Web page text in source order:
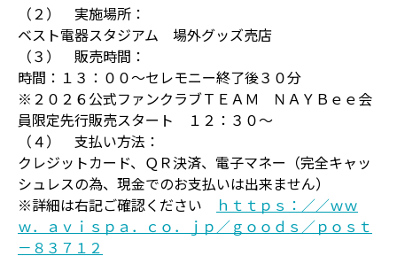
（２） 実施場所：
ベスト電器スタジアム 場外グッズ売店
（３） 販売時間：
時間：１３：００～セレモニー終了後３０分
※２０２６公式ファンクラブＴＥＡＭ ＮＡＹＢｅｅ会
員限定先行販売スタート １２：３０～
（４） 支払い方法：
クレジットカード、ＱＲ決済、電子マネー（完全キャッ
シュレスの為、現金でのお支払いは出来ません）
※詳細は右記ご確認ください
ｈｔｔｐｓ：／／ｗｗ
ｗ．ａｖｉｓｐａ．ｃｏ．ｊｐ／ｇｏｏｄｓ／ｐｏｓｔ
－８３７１２